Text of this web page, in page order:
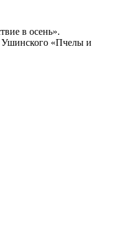
в осень».
Ушинского «Пчелы и